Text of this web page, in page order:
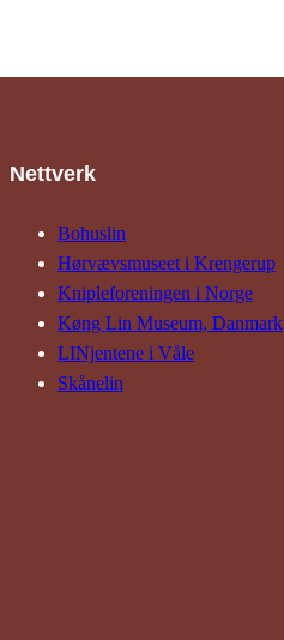
Nettverk
Bohuslin
Hørvævs­museet i Krengerup
Kniple­foreningen i Norge
Køng Lin Museum, Danmark
LINjentene i Våle
Skånelin